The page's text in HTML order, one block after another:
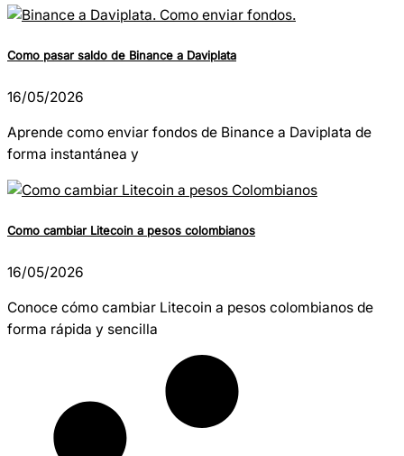
Como pasar saldo de Binance a Daviplata
16/05/2026
Aprende como enviar fondos de Binance a Daviplata de
forma instantánea y
Como cambiar Litecoin a pesos colombianos
16/05/2026
Conoce cómo cambiar Litecoin a pesos colombianos de
forma rápida y sencilla